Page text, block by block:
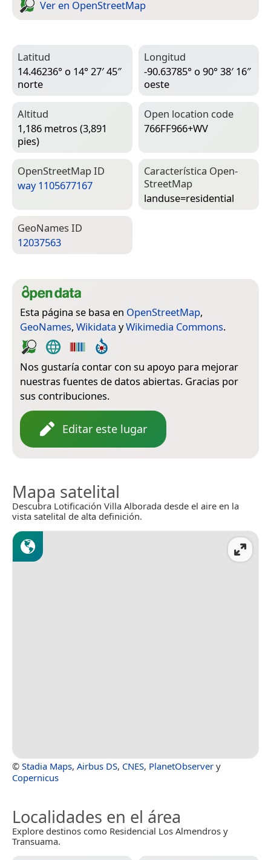
Ver en Open­Street­Map
Latitud
14.46236° o 14° 27′ 45″
norte
Longitud
-90.63785° o 90° 38′ 16″
oeste
Altitud
1,186 metros (3,891
pies)
Open location code
766FF966+WV
Open­Street­Map ID
way 1105677167
Característica Open­
Street­Map
landuse=­residential
Geo­Names ID
12037563
Esta página se basa en OpenStreetMap,
GeoNames, Wikidata yWikimedia Commons.
Nos gustaría contar con su apoyo para mejorar
nuestras fuentes de datos abiertas. Gracias por
sus contribuciones.
Editar este lugar
Mapa satelital
Descubra Lotificación Villa Alborada desde el aire en la
vista satelital de alta definición.
© Stadia Maps, Airbus DS, CNES, PlanetObserver y
Copernicus
Localidades en el área
Explore destinos como Residencial Los Almendros y
Transuama.